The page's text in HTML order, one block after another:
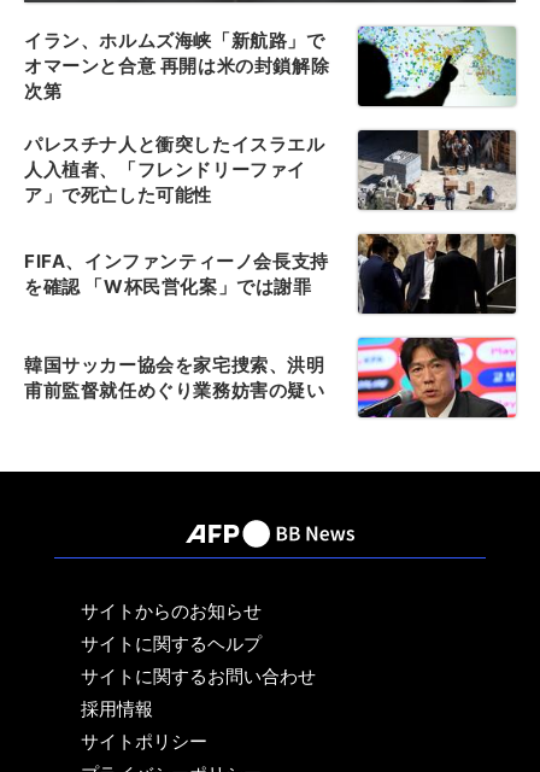
イラン、ホルムズ海峡「新航路」で
オマーンと合意 再開は米の封鎖解除
次第
パレスチナ人と衝突したイスラエル
人入植者、「フレンドリーファイ
ア」で死亡した可能性
FIFA、インファンティーノ会長支持
を確認 「W杯民営化案」では謝罪
韓国サッカー協会を家宅捜索、洪明
甫前監督就任めぐり業務妨害の疑い
サイトからのお知らせ
サイトに関するヘルプ
サイトに関するお問い合わせ
採用情報
サイトポリシー